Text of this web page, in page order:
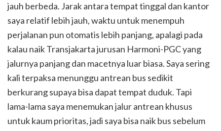
jauh berbeda. Jarak antara tempat tinggal dan kantor
saya relatif lebih jauh, waktu untuk menempuh
perjalanan pun otomatis lebih panjang, apalagi pada
kalau naik Transjakarta jurusan Harmoni-PGC yang
jalurnya panjang dan macetnya luar biasa. Saya sering
kali terpaksa menunggu antrean bus sedikit
berkurang supaya bisa dapat tempat duduk. Tapi
lama-lama saya menemukan jalur antrean khusus
untuk kaum prioritas, jadi saya bisa naik bus sebelum